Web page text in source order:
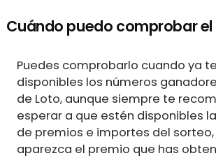
Cuándo puedo comprobar
Puedes comprobarlo cuando ya
disponibles los números
de Loto, aunque siempre te
esperar a que estén disponibles
de premios e importes del
aparezca el premio que has